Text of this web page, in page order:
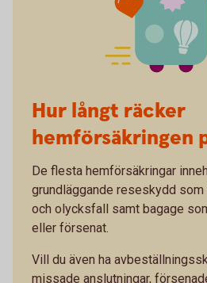
Hur långt räcker
hemförsäkringen
De flesta hemförsäkringar
grundläggande reseskydd som
och olycksfall samt bagage
eller försenat.
Vill du även ha
missade anslutningar,